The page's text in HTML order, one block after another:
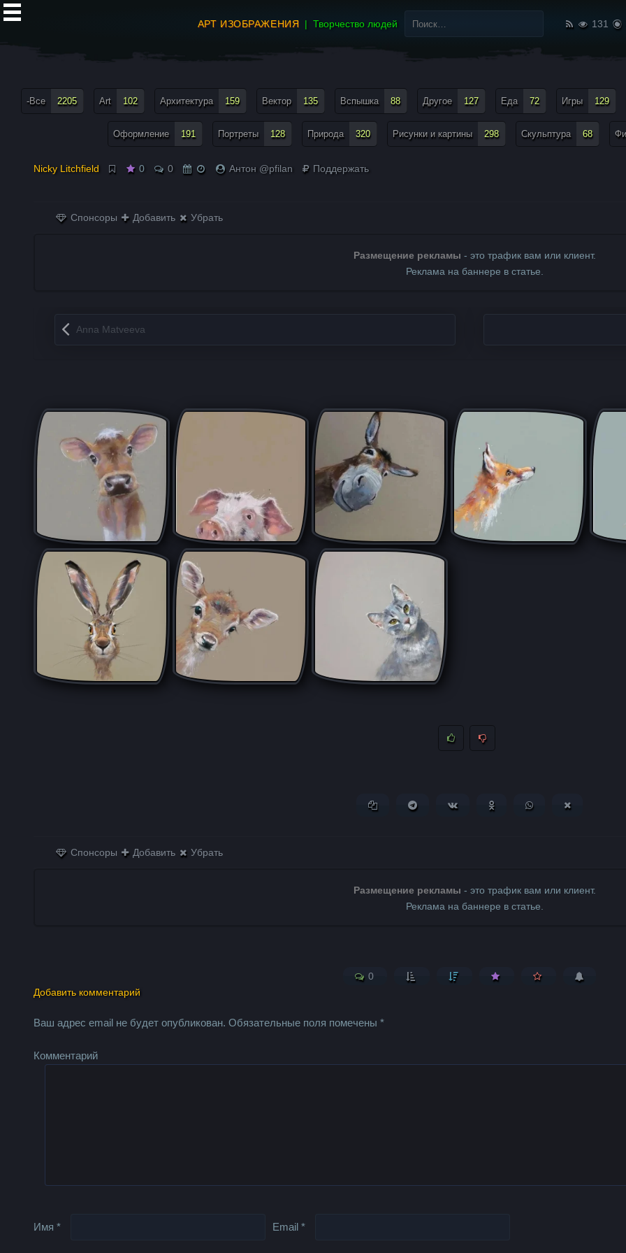
АРТ ИЗОБРАЖЕНИЯ Творчество людей
Найти:
131
-Все 2205 Art 102 Архитектура 159 Вектор 135 Вспышка 88 Другое 127 Еда 72 Игры 129
Оформление 191 Портреты 128 Природа 320 Рисунки и картины 298 Скульптура 68
Nicky Litchfield 0 0 Антон @pfilan Поддержать
Спонсоры Добавить Убрать
Размещение рекламы - это трафик вам или клиент.
Реклама на баннере в статье.
Запись навигация
Anna Matveeva
Копировать ссылкуПоделиться в Telegram
Поделиться ВКонтакте
Поделиться вПоделиться в
Спонсоры Добавить Убрать
Размещение рекламы - это трафик вам или клиент.
Реклама на баннере в статье.
0
Добавить комментарий
Ваш адрес email не будет опубликован. Обязательные поля помечены*
Комментарий
Имя* Email*